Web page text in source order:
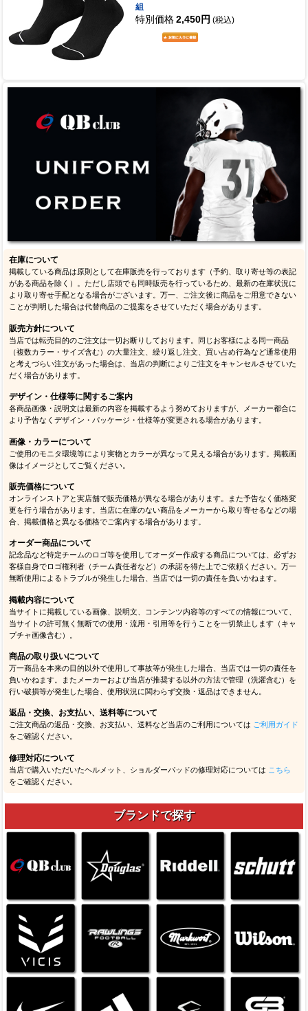
組
特別価格 2,450円 (税込)
在庫について
掲載している商品は原則として在庫販売を行っております（予約、取り寄せ等の表記
がある商品を除く）。ただし店頭でも同時販売を行っているため、最新の在庫状況に
より取り寄せ手配となる場合がございます。万一、ご注文後に商品をご用意できない
ことが判明した場合は代替商品のご提案をさせていただく場合があります。
販売方針について
当店では転売目的のご注文は一切お断りしております。同じお客様による同一商品
（複数カラー・サイズ含む）の大量注文、繰り返し注文、買い占め行為など通常使用
と考えづらい注文があった場合は、当店の判断によりご注文をキャンセルさせていた
だく場合があります。
デザイン・仕様等に関するご案内
各商品画像・説明文は最新の内容を掲載するよう努めておりますが、メーカー都合に
より予告なくデザイン・パッケージ・仕様等が変更される場合があります。
画像・カラーについて
ご使用のモニタ環境等により実物とカラーが異なって見える場合があります。掲載画
像はイメージとしてご覧ください。
販売価格について
オンラインストアと実店舗で販売価格が異なる場合があります。また予告なく価格変
更を行う場合があります。当店に在庫のない商品をメーカーから取り寄せるなどの場
合、掲載価格と異なる価格でご案内する場合があります。
オーダー商品について
記念品など特定チームのロゴ等を使用してオーダー作成する商品については、必ずお
客様自身でロゴ権利者（チーム責任者など）の承諾を得た上でご依頼ください。万一
無断使用によるトラブルが発生した場合、当店では一切の責任を負いかねます。
掲載内容について
当サイトに掲載している画像、説明文、コンテンツ内容等のすべての情報について、
当サイトの許可無く無断での使用・流用・引用等を行うことを一切禁止します（キャ
プチャ画像含む）。
商品の取り扱いについて
万一商品を本来の目的以外で使用して事故等が発生した場合、当店では一切の責任を
負いかねます。またメーカーおよび当店が推奨する以外の方法で管理（洗濯含む）を
行い破損等が発生した場合、使用状況に関わらず交換・返品はできません。
返品・交換、お支払い、送料等について
ご注文商品の返品・交換、お支払い、送料など当店のご利用については ご利用ガイド
をご確認ください。
修理対応について
当店で購入いただいたヘルメット、ショルダーパッドの修理対応については こちら
をご確認ください。
ブランドで探す